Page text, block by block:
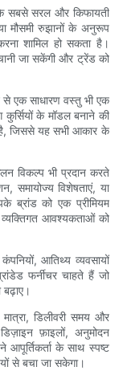
सबसे सरल और किफायती
मौसमी रुझानों के अनुरूप
शामिल हो सकता है।
जा सकेंगी और ट्रेंड को
से एक साधारण वस्तु भी एक
के मॉडल बनाने की
है, जिससे यह सभी आकार के
विकल्प भी प्रदान करते
समायोज्य विशेषताएं, या
ब्रांड को एक प्रीमियम
आवश्यकताओं को
आतिथ्य व्यवसायों
फर्नीचर चाहते हैं जो
डिलीवरी समय और
फ़ाइलों, अनुमोदन
के साथ स्पष्ट
से बचा जा सकेगा।